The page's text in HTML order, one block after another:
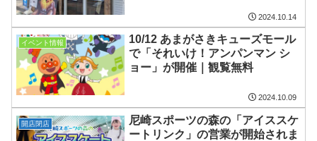
2024.10.14
イベント情報
10/12 あまがさきキューズモール
で「それいけ！アンパンマン シ
ョー」が開催｜観覧無料
2024.10.09
開店閉店
尼崎スポーツの森の「アイススケ
ートリンク」の営業が開始されま